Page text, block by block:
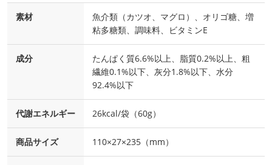
素材
魚介類（カツオ、マグロ）、オリゴ糖、増
粘多糖類、調味料、ビタミンE
成分
たんぱく質6.6%以上、脂質0.2%以上、粗
繊維0.1%以下、灰分1.8%以下、水分
92.4%以下
代謝エネルギー 26kcal/袋（60g）
商品サイズ 110×27×235（mm）